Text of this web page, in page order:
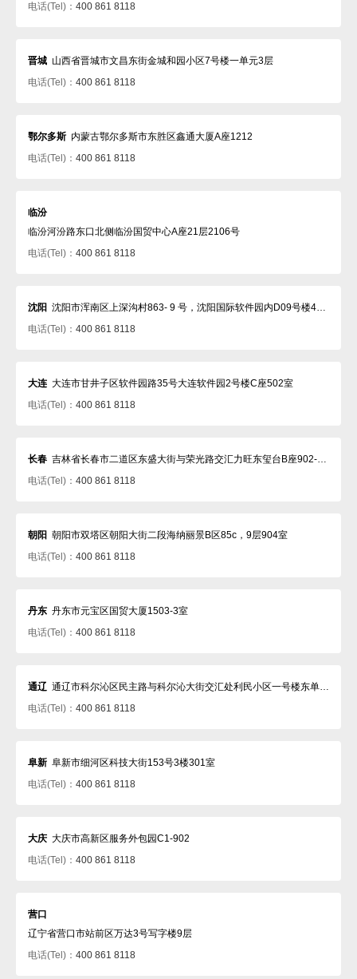
电话(Tel)： 400 861 8118
晋城 山西省晋城市文昌东街金城和园小区7号楼一单元3层
电话(Tel)： 400 861 8118
鄂尔多斯 内蒙古鄂尔多斯市东胜区鑫通大厦A座1212
电话(Tel)： 400 861 8118
临汾
临汾河汾路东口北侧临汾国贸中心A座21层2106号
电话(Tel)： 400 861 8118
沈阳 沈阳市浑南区上深沟村863- 9 号，沈阳国际软件园内D09号楼407室
电话(Tel)： 400 861 8118
大连 大连市甘井子区软件园路35号大连软件园2号楼C座502室
电话(Tel)： 400 861 8118
长春 吉林省长春市二道区东盛大街与荣光路交汇力旺东玺台B座902-903室
电话(Tel)： 400 861 8118
朝阳 朝阳市双塔区朝阳大街二段海纳丽景B区85c，9层904室
电话(Tel)： 400 861 8118
丹东 丹东市元宝区国贸大厦1503-3室
电话(Tel)： 400 861 8118
通辽 通辽市科尔沁区民主路与科尔沁大街交汇处利民小区一号楼东单元六楼西户
电话(Tel)： 400 861 8118
阜新 阜新市细河区科技大街153号3楼301室
电话(Tel)： 400 861 8118
大庆 大庆市高新区服务外包园C1-902
电话(Tel)： 400 861 8118
营口
辽宁省营口市站前区万达3号写字楼9层
电话(Tel)： 400 861 8118